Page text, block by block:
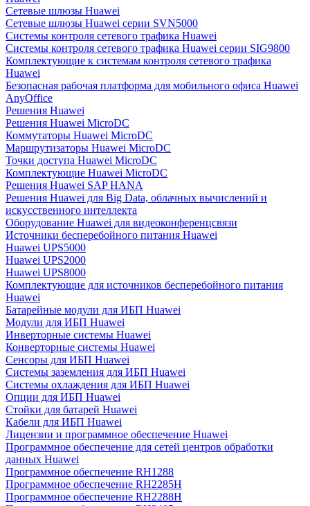
Сетевые шлюзы Huawei
Сетевые шлюзы Huawei серии SVN5000
Системы контроля сетевого трафика Huawei
Системы контроля сетевого трафика Huawei серии SIG9800
Комплектующие к системам контроля сетевого трафика
Huawei
Безопасная рабочая платформа для мобильного офиса Huawei
AnyOffice
Решения Huawei
Решения Huawei MicroDC
Коммутаторы Huawei MicroDC
Маршрутизаторы Huawei MicroDC
Точки доступа Huawei MicroDC
Комплектующие Huawei MicroDC
Решения Huawei SAP HANA
Решения Huawei для Big Data, облачных вычислений и
искусственного интеллекта
Оборудование Huawei для видеоконференцсвязи
Источники бесперебойного питания Huawei
Huawei UPS5000
Huawei UPS2000
Huawei UPS8000
Комплектующие для источников бесперебойного питания
Huawei
Батарейные модули для ИБП Huawei
Модули для ИБП Huawei
Инверторные системы Huawei
Конверторные системы Huawei
Сенсоры для ИБП Huawei
Системы заземления для ИБП Huawei
Системы охлаждения для ИБП Huawei
Опции для ИБП Huawei
Стойки для батарей Huawei
Кабели для ИБП Huawei
Лицензии и программное обеспечение Huawei
Программное обеспечение для сетей центров обработки
данных Huawei
Программное обеспечение RH1288
Программное обеспечение RH2285H
Программное обеспечение RH2288H